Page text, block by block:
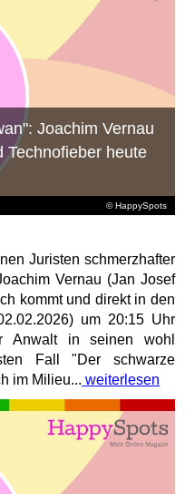
© HappySpots
Joachim Vernau
Technofieber heute
Juristen schmerzhafter
Vernau (Jan Josef
kommt und direkt in den
um 20:15 Uhr
Anwalt in seinen wohl
Fall "Der schwarze
im Milieu... weiterlesen